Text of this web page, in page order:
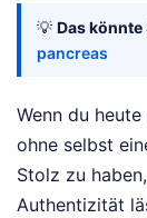
💡 Das
pancreas
Wenn du
ohne selbst
Stolz zu
Authentizität